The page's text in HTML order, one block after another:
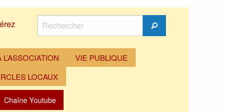
Rechercher
Rechercher
VIE PUBLIQUE
LOCAUX
Chaîne Youtube